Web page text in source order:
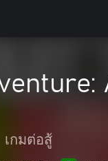
เกมต่อสู้